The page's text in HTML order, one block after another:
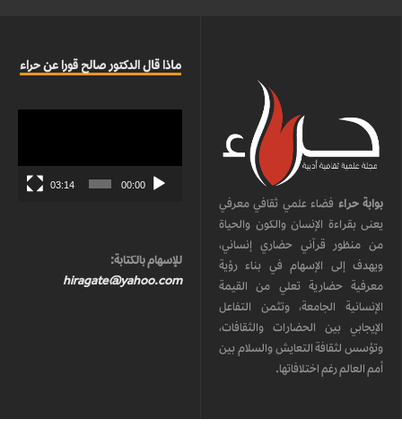
بوابة حراء فضاء علمي ثقافي معرفي
يعنى بقراءة الإنسان والكون والحياة
من منظور قرآني حضاري إنساني،
ويهدف إلى الإسهام في بناء رؤية
معرفية حضارية تعلي من القيمة
الإنسانية الجامعة، وتثمن التفاعل
الإيجابي بين الحضارات والثقافات،
وتؤسس لثقافة التعايش والسلام بين
أمم العالم رغم اختلافاتها.
ماذا قال الدكتور صالح قورا عن حراء
00:00
03:14
للإسهام بالكتابة:
hiragate@yahoo.com